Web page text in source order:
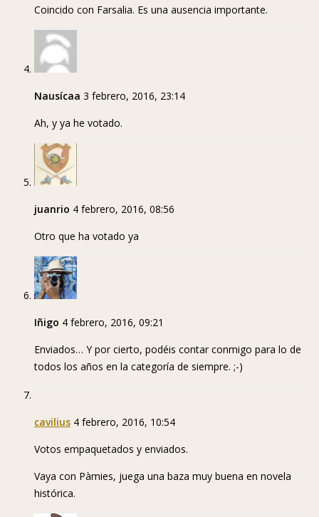
Coincido con Farsalia. Es una ausencia importante.
Nausícaa 3 febrero, 2016, 23:14
Ah, y ya he votado.
juanrio 4 febrero, 2016, 08:56
Otro que ha votado ya
Iñigo 4 febrero, 2016, 09:21
Enviados… Y por cierto, podéis contar conmigo para lo de
todos los años en la categoría de siempre. ;-)
cavilius 4 febrero, 2016, 10:54
Votos empaquetados y enviados.
Vaya con Pàmies, juega una baza muy buena en novela
histórica.